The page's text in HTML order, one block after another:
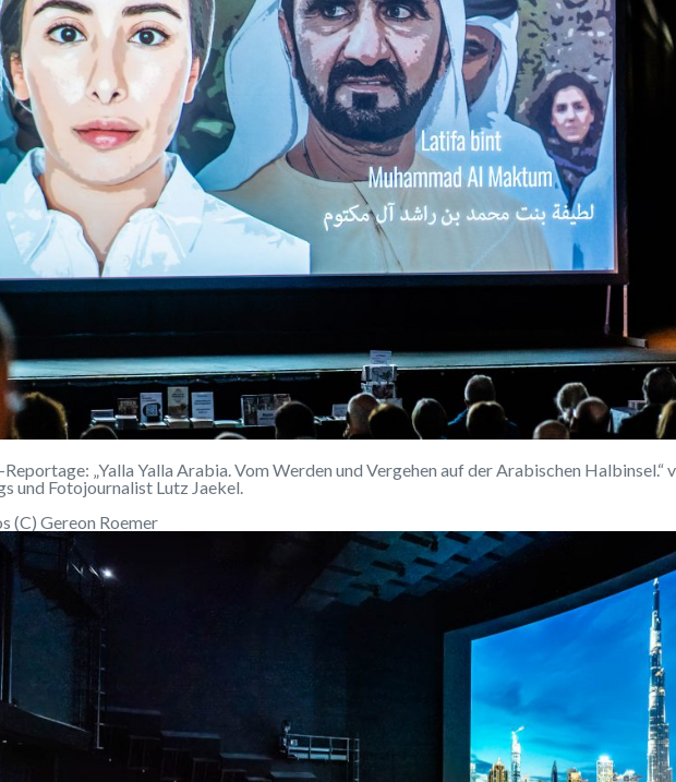
Reportage: „Yalla Yalla Arabia. Vom Werden und Vergehen auf der Arabischen
und Fotojournalist Lutz Jaekel.
(C) Gereon Roemer